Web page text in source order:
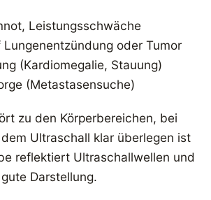
Leistungsschwäche
oder Tumor
(Kardiomegalie, Stauung)
(Metastasensuche)
zu den Körperbereichen, bei
Ultraschall klar überlegen ist
reflektiert Ultraschallwellen und
Darstellung.